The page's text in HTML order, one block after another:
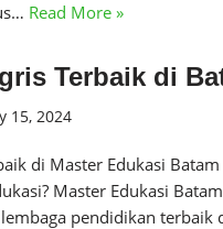
Read More »
Terbaik di
15, 2024
di Master Edukasi
Master Edukasi
pendidikan terbaik